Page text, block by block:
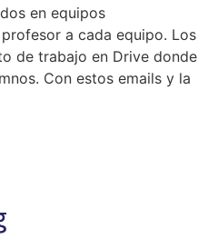
en equipos
a cada equipo. Los
de trabajo en Drive donde
Con estos emails y la